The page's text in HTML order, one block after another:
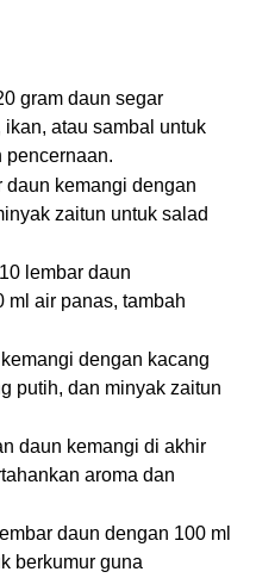
gram daun segar
atau sambal untuk
pencernaan.
daun kemangi dengan
zaitun untuk salad
lembar daun
ml air panas, tambah
dengan kacang
putih, dan minyak zaitun
daun kemangi di akhir
aroma dan
daun dengan 100 ml
berkumur guna